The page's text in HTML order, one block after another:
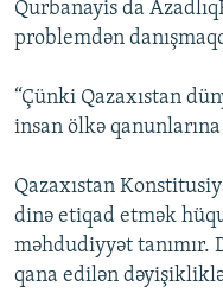
Qurbanayis da
problemdən
“Çünki Qazaxıstan
insan ölkə
Qazaxıstan
dinə etiqad etmək
məhdudiyyət tanımır.
qana edilən